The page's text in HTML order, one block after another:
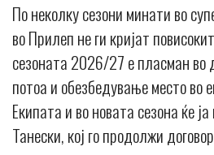
По неколку сезони минати во
во Прилеп не ги кријат
сезоната 2026/27 е пласман во
потоа и обезбедување место во
Екипата и во новата сезона ќе
Танески, кој го продолжи